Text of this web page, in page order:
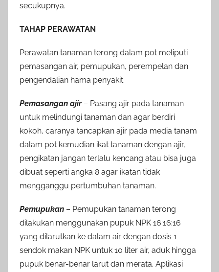
secukupnya.
TAHAP PERAWATAN
Perawatan tanaman terong dalam pot meliputi
pemasangan air, pemupukan, perempelan dan
pengendalian hama penyakit.
Pemasangan ajir– Pasang ajir pada tanaman
untuk melindungi tanaman dan agar berdiri
kokoh, caranya tancapkan ajir pada media tanam
dalam pot kemudian ikat tanaman dengan ajir,
pengikatan jangan terlalu kencang atau bisa juga
dibuat seperti angka 8 agar ikatan tidak
mengganggu pertumbuhan tanaman.
Pemupukan – Pemupukan tanaman terong
dilakukan menggunakan pupuk NPK 16:16:16
yang dilarutkan ke dalam air dengan dosis 1
sendok makan NPK untuk 10 liter air, aduk hingga
pupuk benar-benar larut dan merata. Aplikasi